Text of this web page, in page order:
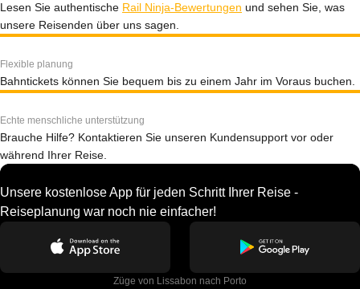
Lesen Sie authentische Rail Ninja-Bewertungen und sehen Sie, was
unsere Reisenden über uns sagen.
Flexible planung
Bahntickets können Sie bequem bis zu einem Jahr im Voraus buchen.
Echte menschliche unterstützung
Brauche Hilfe? Kontaktieren Sie unseren Kundensupport vor oder
während Ihrer Reise.
Unsere kostenlose App für jeden Schritt Ihrer Reise -
Reiseplanung war noch nie einfacher!
Züge von Lissabon nach Porto